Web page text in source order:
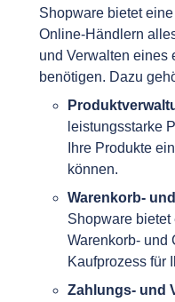
Shopware bietet
Online-Händlern
und Verwalten eines
benötigen. Dazu
leistungsstarke
Ihre Produkte
können.
Warenkorb-
Shopware
Warenkorb- und
Kaufprozess für
Zahlungs- und